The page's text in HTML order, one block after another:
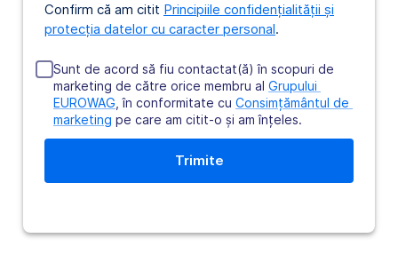
Confirm că am citit Principiile confidențialității și
protecția datelor cu caracter personal.
Sunt de acord să fiu contactat(ă) în scopuri de
marketing de către orice membru al Grupului
EUROWAG, în conformitate cu Consimțământul de
marketing pe care am citit-o şi am înţeles.